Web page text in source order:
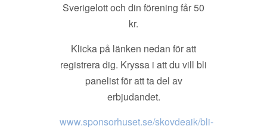
Sverigelott och din förening får 50
kr.
Klicka på länken nedan för att
registrera dig. Kryssa i att du vill bli
panelist för att ta del av
erbjudandet.
www.sponsorhuset.se/skovdeaik/bli-